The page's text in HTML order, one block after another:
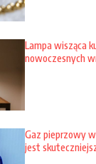
Lampa wisząca
nowoczesnych
Gaz pieprzowy w
jest